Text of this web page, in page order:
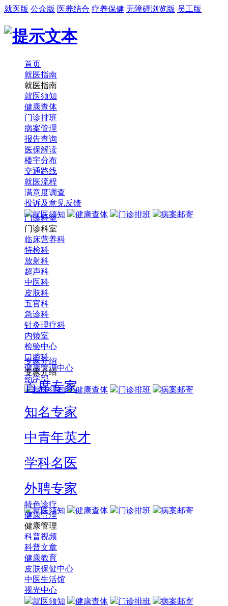
就医版 公众版 医养结合 疗养保健 无障碍浏览版 员工版
首页
就医指南
就医指南
就医须知
健康查体
门诊排班
病案管理
报告查询
医保解读
楼宇分布
交通路线
就医流程
满意度调查
投诉及意见反馈
就医须知
健康查体 门诊排班 病案邮寄
门诊科室
门诊科室
临床营养科
特检科
放射科
超声科
中医科
皮肤科
五官科
急诊科
针灸理疗科
内镜室
检验中心
口腔科
健康管理中心
药学部
就医须知
健康查体 门诊排班 病案邮寄
专家介绍
专家介绍
首席专家
知名专家
中青年英才
学科名医
外聘专家
就医须知 健康查体 门诊排班 病案邮寄
特色诊疗
健康管理
健康管理
科普视频
科普文章
健康教育
皮肤保健中心
中医生活馆
视光中心
就医须知
健康查体 门诊排班 病案邮寄